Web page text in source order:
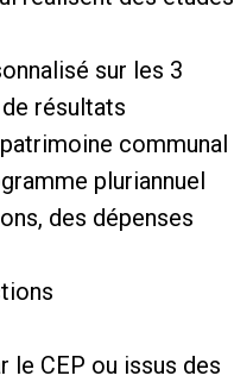
sur les 3
résultats
communal
pluriannuel
des dépenses
le CEP ou issus des